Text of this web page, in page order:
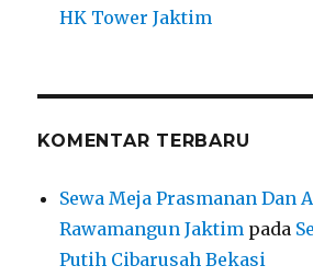
HK Tower Jaktim
KOMENTAR TERBARU
Sewa Meja Prasmanan Dan
Rawamangun Jaktim pada
Putih Cibarusah Bekasi